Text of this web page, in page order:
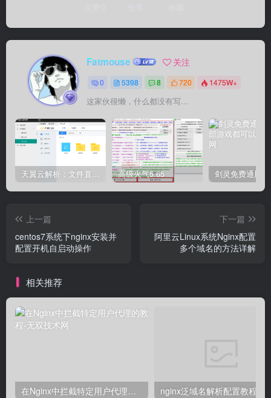
Fatmouse 关注
0 5398 8 720 1475W+
这家伙很懒，什么都没有写...
天翼云解析：文件直链获取源码 高级火气5.65
上一篇
centos7系统下nginx安装并
配置开机自启动操作
下一篇
阿里云Linux系统Nginx配置
多个域名的方法详解
相关推荐
在Nginx中拦截特定用户代理的教程 nginx泛域名解析配置教程